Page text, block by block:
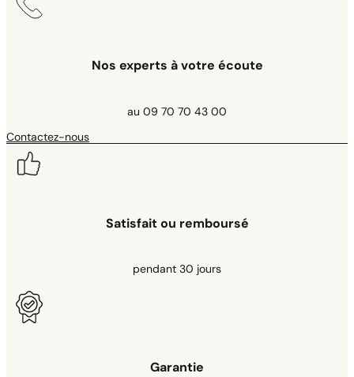
Nos experts à votre écoute
au 09 70 70 43 00
Contactez-nous
Satisfait ou remboursé
pendant 30 jours
Garantie